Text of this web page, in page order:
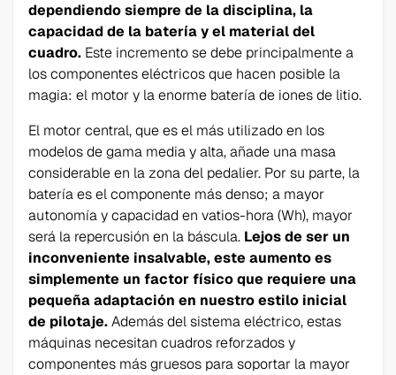
dependiendo siempre de la disciplina, la
capacidad de la batería y el material del
cuadro. Este incremento se debe principalmente a
los componentes eléctricos que hacen posible la
magia: el motor y la enorme batería de iones de litio.
El motor central, que es el más utilizado en los
modelos de gama media y alta, añade una masa
considerable en la zona del pedalier. Por su parte, la
batería es el componente más denso; a mayor
autonomía y capacidad en vatios-hora (Wh), mayor
será la repercusión en la báscula. Lejos de ser un
inconveniente insalvable, este aumento es
simplemente un factor físico que requiere una
pequeña adaptación en nuestro estilo inicial
de pilotaje.Además del sistema eléctrico, estas
máquinas necesitan cuadros reforzados y
componentes más gruesos para soportar la mayor